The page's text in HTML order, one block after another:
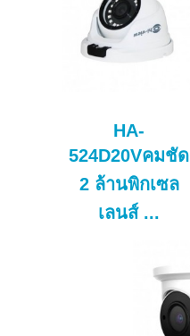
HA-
524D20Vคมชัด
2 ล้านพิกเซล
เลนส์ ...